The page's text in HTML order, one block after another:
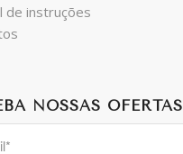
de instruções
NOSSAS OFERTAS